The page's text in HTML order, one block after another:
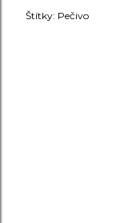
Štítky: Pečivo